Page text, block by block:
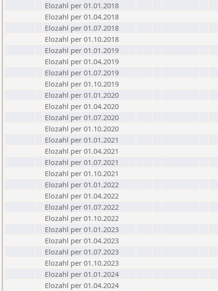
Elozahl per 01.01.2018
Elozahl per 01.04.2018
Elozahl per 01.07.2018
Elozahl per 01.10.2018
Elozahl per 01.01.2019
Elozahl per 01.04.2019
Elozahl per 01.07.2019
Elozahl per 01.10.2019
Elozahl per 01.01.2020
Elozahl per 01.04.2020
Elozahl per 01.07.2020
Elozahl per 01.10.2020
Elozahl per 01.01.2021
Elozahl per 01.04.2021
Elozahl per 01.07.2021
Elozahl per 01.10.2021
Elozahl per 01.01.2022
Elozahl per 01.04.2022
Elozahl per 01.07.2022
Elozahl per 01.10.2022
Elozahl per 01.01.2023
Elozahl per 01.04.2023
Elozahl per 01.07.2023
Elozahl per 01.10.2023
Elozahl per 01.01.2024
Elozahl per 01.04.2024